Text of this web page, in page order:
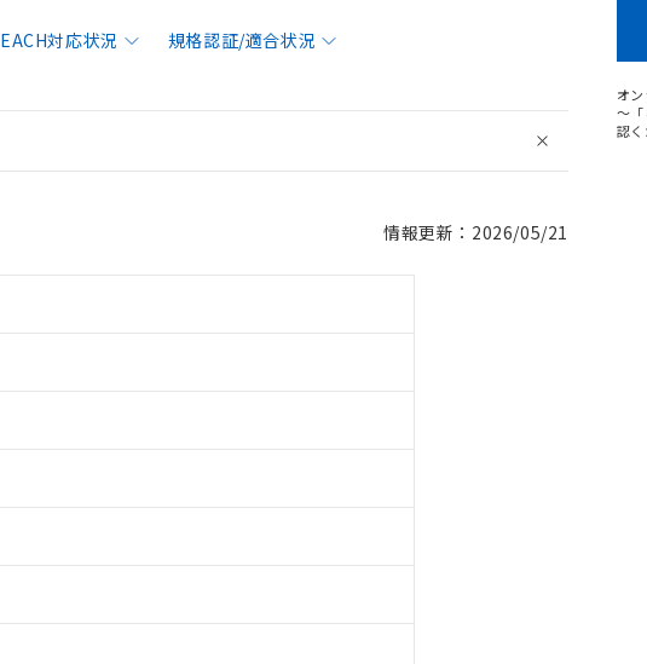
対応状況 規格認証/適合状況
情報更新：2026/05/21
オ
～
認く